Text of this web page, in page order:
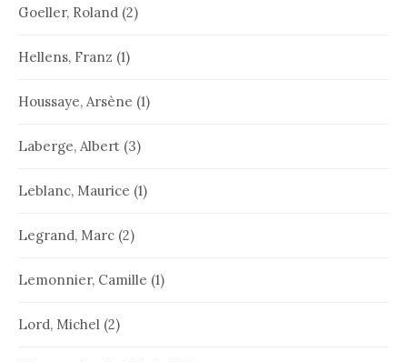
Goeller, Roland (2)
Hellens, Franz (1)
Houssaye, Arsène (1)
Laberge, Albert (3)
Leblanc, Maurice (1)
Legrand, Marc (2)
Lemonnier, Camille (1)
Lord, Michel (2)